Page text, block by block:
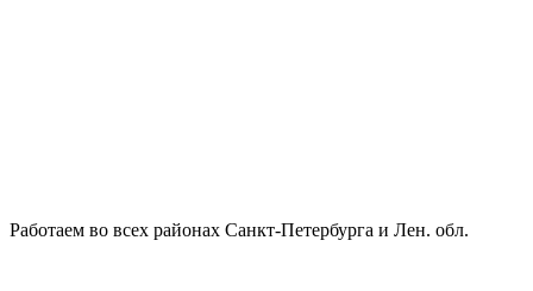
Работаем во всех районах Санкт-Петербурга и Лен. обл.